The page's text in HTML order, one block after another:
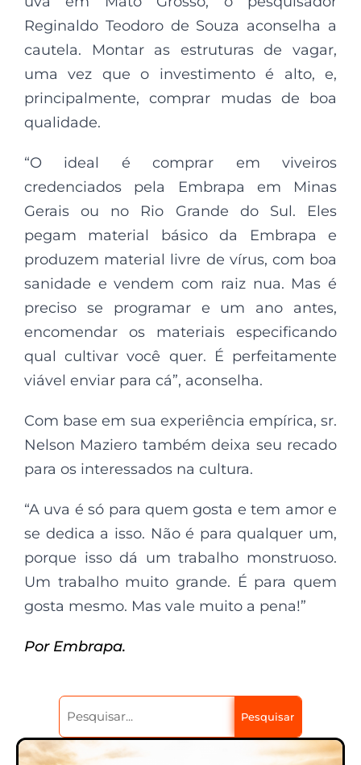
Reginaldo Teodoro de Souza aconselha a
cautela. Montar as estruturas de vagar,
uma vez que o investimento é alto, e,
principalmente, comprar mudas de boa
qualidade.
“O ideal é comprar em viveiros
credenciados pela Embrapa em Minas
Gerais ou no Rio Grande do Sul. Eles
pegam material básico da Embrapa e
produzem material livre de vírus, com boa
sanidade e vendem com raiz nua. Mas é
preciso se programar e um ano antes,
encomendar os materiais especificando
qual cultivar você quer. É perfeitamente
viável enviar para cá”, aconselha.
Com base em sua experiência empírica, sr.
Nelson Maziero também deixa seu recado
para os interessados na cultura.
“A uva é só para quem gosta e tem amor e
se dedica a isso. Não é para qualquer um,
porque isso dá um trabalho monstruoso.
Um trabalho muito grande. É para quem
gosta mesmo. Mas vale muito a pena!”
Por Embrapa.
Pesquisar